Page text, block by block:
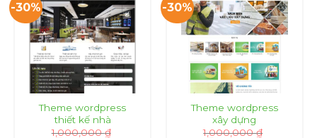
-30%
Theme wordpress
thiết kế nhà
1,000,000₫
-30%
Theme wordpress
xây dựng
1,000,000₫